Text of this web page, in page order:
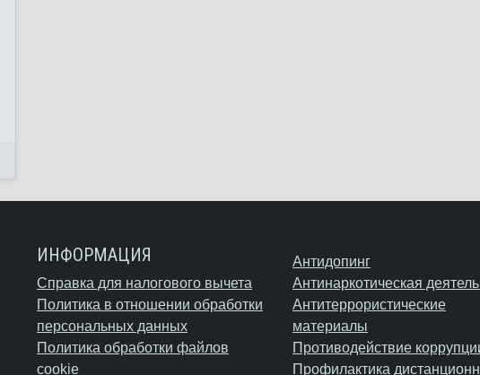
ИНФОРМАЦИЯ
Справка для налогового вычета
Политика в отношении обработки
персональных данных
Политика обработки файлов
cookie
Антидопинг
Антинаркотическая
Антитеррористические
материалы
Противодействие
Профилактика